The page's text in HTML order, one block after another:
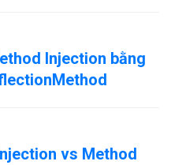
Injection bằng
vs Method